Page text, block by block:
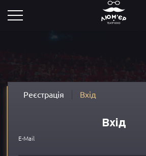
Новини
Сертифікати
Реєстрація Вхід
Вхід
E-Mail